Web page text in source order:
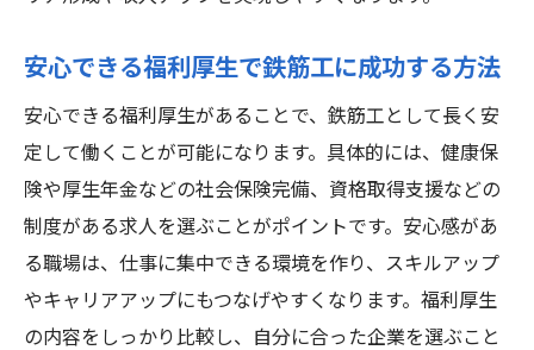
安心できる福利厚生で鉄筋工に成功する方法
安心できる福利厚生があることで、鉄筋工として長く安
定して働くことが可能になります。具体的には、健康保
険や厚生年金などの社会保険完備、資格取得支援などの
制度がある求人を選ぶことがポイントです。安心感があ
る職場は、仕事に集中できる環境を作り、スキルアップ
やキャリアアップにもつなげやすくなります。福利厚生
の内容をしっかり比較し、自分に合った企業を選ぶこと